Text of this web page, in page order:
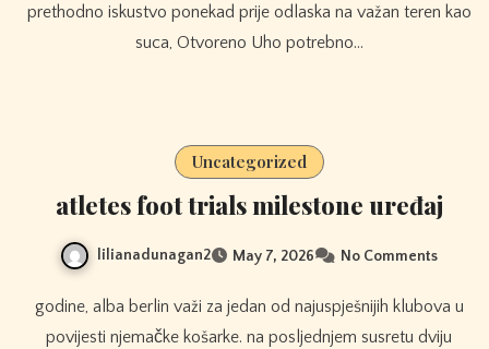
prethodno iskustvo ponekad prije odlaska na važan teren kao
suca, Otvoreno Uho potrebno…
Uncategorized
atletes foot trials milestone uređaj
lilianadunagan2 May 7, 2026 No Comments
godine, alba berlin važi za jedan od najuspješnijih klubova u
povijesti njemačke košarke. na posljednjem susretu dviju